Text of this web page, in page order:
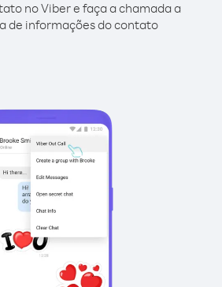
no Viber e faça a chamada a
de informações do contato